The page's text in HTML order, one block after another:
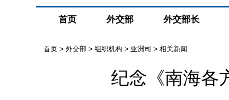
首页 外交部 外交部长
首页 > 外交部 > 组织机构 > 亚洲司 > 相关新闻
纪念《南海各